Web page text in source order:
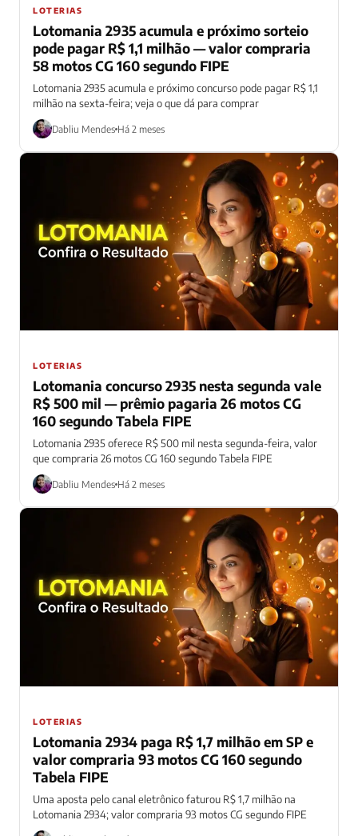
LOTERIAS
Lotomania 2935 acumula e próximo sorteio
pode pagar R$ 1,1 milhão — valor compraria
58 motos CG 160 segundo FIPE
Lotomania 2935 acumula e próximo concurso pode pagar R$ 1,1
milhão na sexta-feira; veja o que dá para comprar
Dabliu Mendes Há 2 meses
LOTERIAS
Lotomania concurso 2935 nesta segunda vale
R$ 500 mil — prêmio pagaria 26 motos CG
160 segundo Tabela FIPE
Lotomania 2935 oferece R$ 500 mil nesta segunda-feira, valor
que compraria 26 motos CG 160 segundo Tabela FIPE
Dabliu Mendes Há 2 meses
LOTERIAS
Lotomania 2934 paga R$ 1,7 milhão em SP e
valor compraria 93 motos CG 160 segundo
Tabela FIPE
Uma aposta pelo canal eletrônico faturou R$ 1,7 milhão na
Lotomania 2934; valor compraria 93 motos CG segundo FIPE